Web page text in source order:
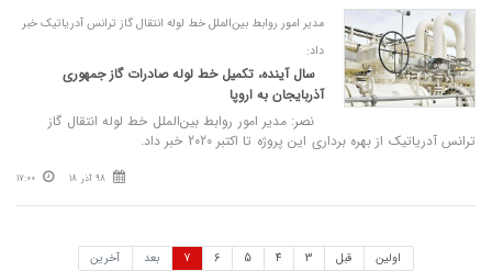
مدیر امور روابط بین‌الملل خط لوله انتقال گاز ترانس آدرياتيک خبر
داد:
سال آینده، تکمیل خط لوله صادرات گاز جمهوری
آذربایجان به اروپا
نصر: مدیر امور روابط بین‌الملل خط لوله انتقال گاز
ترانس آدرياتيک از بهره برداری این پروژه تا اکتبر 2020 خبر داد.
98 آذر 18 17:00
اولین قبل 3
4
5
6
7 بعد آخرین